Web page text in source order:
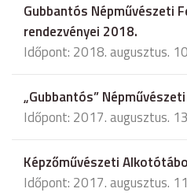
Gubbantós Népművészeti
rendezvényei 2018.
Időpont: 2018. augusztus.
„Gubbantós”
Időpont: 2017. augusztus.
Képzőművészeti
Időpont: 2017. augusztus.